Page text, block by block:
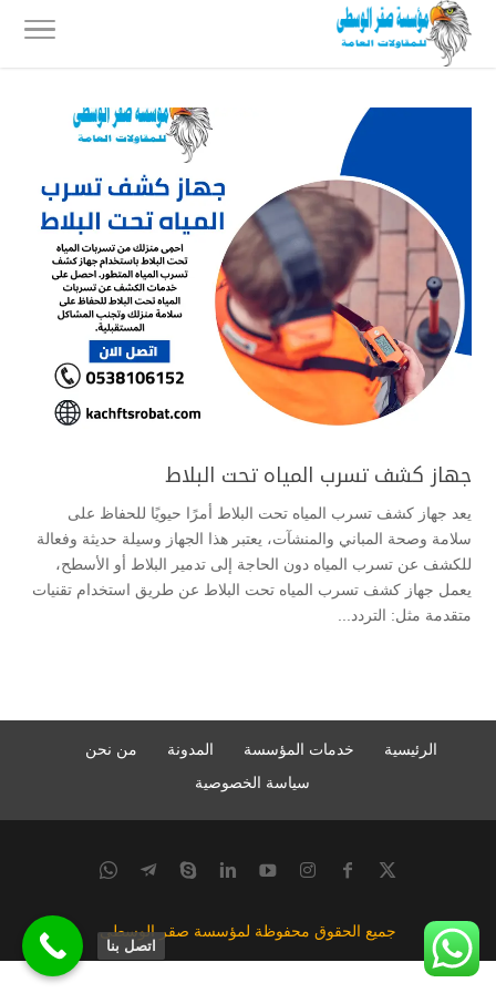
جهاز كشف تسرب المياه تحت البلاط
يعد جهاز كشف تسرب المياه تحت البلاط أمرًا حيويًا للحفاظ على
سلامة وصحة المباني والمنشآت، يعتبر هذا الجهاز وسيلة حديثة وفعالة
للكشف عن تسرب المياه دون الحاجة إلى تدمير البلاط أو الأسطح،
يعمل جهاز كشف تسرب المياه تحت البلاط عن طريق استخدام تقنيات
متقدمة مثل: التردد...
الرئيسية خدمات المؤسسة المدونة
من نحن
سياسة الخصوصية
جميع الحقوق محفوظة لمؤسسة صقر الوسطى
اتصل بنا